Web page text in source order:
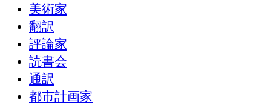
美術家
翻訳
評論家
読書会
通訳
都市計画家